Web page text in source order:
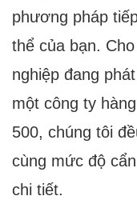
phương pháp
thể của bạn.
nghiệp đang
một công ty
500, chúng tôi
cùng mức độ
chi tiết.